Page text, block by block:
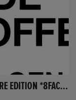
HONDA ACCORD 2.0 ELEGANCE 50 JAHRE EDITION *8FACH BEREIFT*